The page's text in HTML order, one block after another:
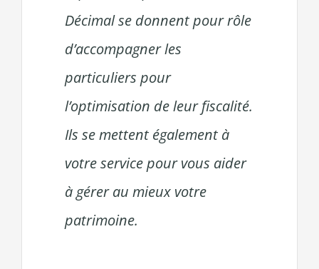
Décimal se donnent pour rôle
d’accompagner les
particuliers pour
l’optimisation de leur fiscalité.
Ils se mettent également à
votre service pour vous aider
à gérer au mieux votre
patrimoine.